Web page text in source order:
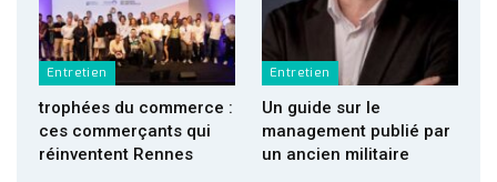
Entretien
trophées du commerce :
ces commerçants qui
réinventent Rennes
Entretien
Un guide sur le
management publié par
un ancien militaire